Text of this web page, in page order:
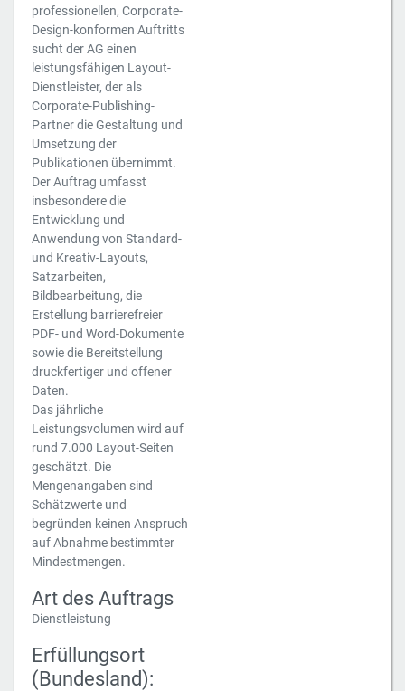
professionellen, Corporate-
Design-konformen Auftritts
sucht der AG einen
leistungsfähigen Layout-
Dienstleister, der als
Corporate-Publishing-
Partner die Gestaltung und
Umsetzung der
Publikationen übernimmt.
Der Auftrag umfasst
insbesondere die
Entwicklung und
Anwendung von Standard-
und Kreativ-Layouts,
Satzarbeiten,
Bildbearbeitung, die
Erstellung barrierefreier
PDF- und Word-Dokumente
sowie die Bereitstellung
druckfertiger und offener
Daten.
Das jährliche
Leistungsvolumen wird auf
rund 7.000 Layout-Seiten
geschätzt. Die
Mengenangaben sind
Schätzwerte und
begründen keinen Anspruch
auf Abnahme bestimmter
Mindestmengen.
Art des Auftrags
Dienstleistung
Erfüllungsort
(Bundesland):